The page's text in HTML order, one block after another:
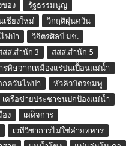
ของ
รัฐธรรมนูญ
เชียงใหม่
วิกฤติฝุ่นควัน
ฟป่า
วิจิตรศิลป์ มช.
สส.สำนัก 3
สสส.สำนัก 5
รพิษจากเหมืองแร่ปนเปื้อนแม่น้ำ
ควันไฟป่า
หัวคิวบัตรชมพู
เครือข่ายประชาชนปกป้องแม่น้ำ
อง
เผด็จการ
เวทีวิชาการไม่ใช่ค่ายทหาร